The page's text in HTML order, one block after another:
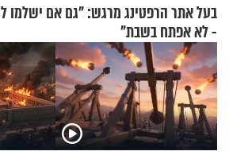
בעל אתר הרפטינג מרגש: "גם אם ישלמו
- לא אפתח בשבת"